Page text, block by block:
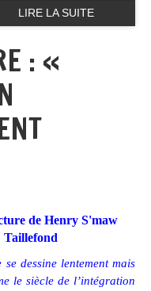
LIRE LA SUITE
: «
de Henry S'maw
Taillefond
dessine lentement mais
le siècle de l’intégration